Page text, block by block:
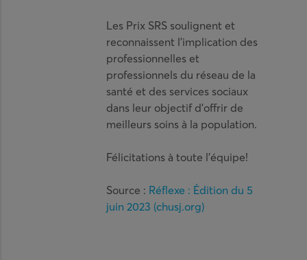
Les Prix SRS soulignent et
reconnaissent l’implication des
professionnelles et
professionnels du réseau de la
santé et des services sociaux
dans leur objectif d’offrir de
meilleurs soins à la population.
Félicitations à toute l’équipe!
Source : Réflexe : Édition du 5
juin 2023 (chusj.org)